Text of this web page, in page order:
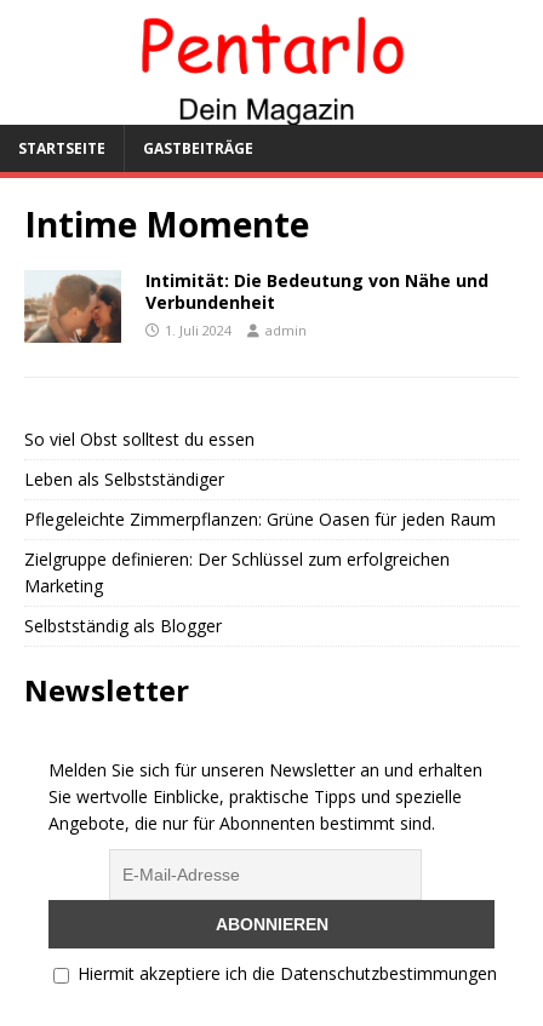
STARTSEITE GASTBEITRÄGE
Intime Momente
Intimität: Die Bedeutung von Nähe und
Verbundenheit
1. Juli 2024 admin
So viel Obst solltest du essen
Leben als Selbstständiger
Pflegeleichte Zimmerpflanzen: Grüne Oasen für jeden Raum
Zielgruppe definieren: Der Schlüssel zum erfolgreichen
Marketing
Selbstständig als Blogger
Newsletter
Melden Sie sich für unseren Newsletter an und erhalten
Sie wertvolle Einblicke, praktische Tipps und spezielle
Angebote, die nur für Abonnenten bestimmt sind.
Hiermit akzeptiere ich die Datenschutzbestimmungen